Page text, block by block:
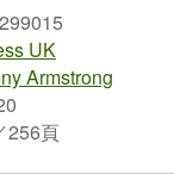
UK
Armstrong
256頁